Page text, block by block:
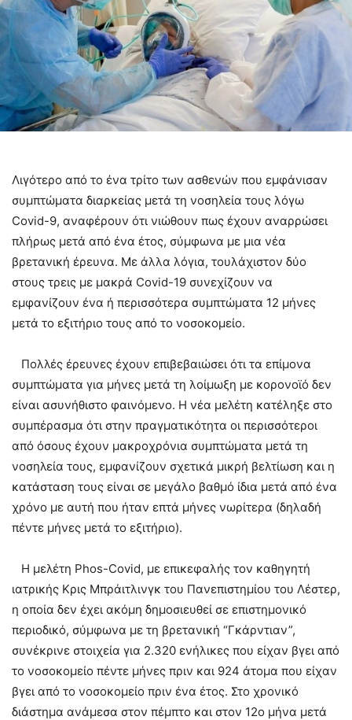
Λιγότερο από το ένα τρίτο των ασθενών που εμφάνισαν
συμπτώματα διαρκείας μετά τη νοσηλεία τους λόγω
Covid-9, αναφέρουν ότι νιώθουν πως έχουν αναρρώσει
πλήρως μετά από ένα έτος, σύμφωνα με μια νέα
βρετανική έρευνα. Με άλλα λόγια, τουλάχιστον δύο
στους τρεις με μακρά Covid-19 συνεχίζουν να
εμφανίζουν ένα ή περισσότερα συμπτώματα 12 μήνες
μετά το εξιτήριο τους από το νοσοκομείο.
Πολλές έρευνες έχουν επιβεβαιώσει ότι τα επίμονα
συμπτώματα για μήνες μετά τη λοίμωξη με κορονοϊό δεν
είναι ασυνήθιστο φαινόμενο. Η νέα μελέτη κατέληξε στο
συμπέρασμα ότι στην πραγματικότητα οι περισσότεροι
από όσους έχουν μακροχρόνια συμπτώματα μετά τη
νοσηλεία τους, εμφανίζουν σχετικά μικρή βελτίωση και η
κατάσταση τους είναι σε μεγάλο βαθμό ίδια μετά από ένα
χρόνο με αυτή που ήταν επτά μήνες νωρίτερα (δηλαδή
πέντε μήνες μετά το εξιτήριο).
Η μελέτη Phos-Covid, με επικεφαλής τον καθηγητή
ιατρικής Κρις Μπράιτλινγκ του Πανεπιστημίου του Λέστερ,
η οποία δεν έχει ακόμη δημοσιευθεί σε επιστημονικό
περιοδικό, σύμφωνα με τη βρετανική “Γκάρντιαν”,
συνέκρινε στοιχεία για 2.320 ενήλικες που είχαν βγει από
το νοσοκομείο πέντε μήνες πριν και 924 άτομα που είχαν
βγει από το νοσοκομείο πριν ένα έτος. Στο χρονικό
διάστημα ανάμεσα στον πέμπτο και στον 12ο μήνα μετά